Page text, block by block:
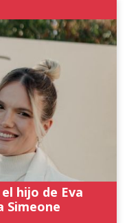
hijo de Eva
Simeone